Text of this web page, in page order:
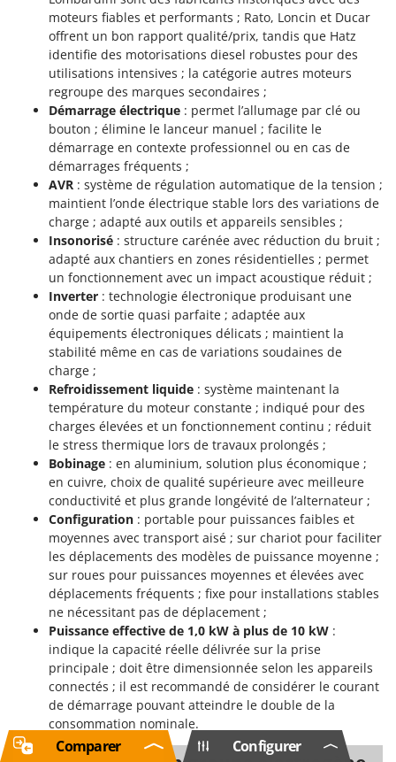
moteurs fiables et performants ; Rato, Loncin et Ducar
offrent un bon rapport qualité/prix, tandis que Hatz
identifie des motorisations diesel robustes pour des
utilisations intensives ; la catégorie autres moteurs
regroupe des marques secondaires ;
Démarrage électrique : permet l’allumage par clé ou
bouton ; élimine le lanceur manuel ; facilite le
démarrage en contexte professionnel ou en cas de
démarrages fréquents ;
AVR : système de régulation automatique de la tension ;
maintient l’onde électrique stable lors des variations de
charge ; adapté aux outils et appareils sensibles ;
Insonorisé : structure carénée avec réduction du bruit ;
adapté aux chantiers en zones résidentielles ; permet
un fonctionnement avec un impact acoustique réduit ;
Inverter : technologie électronique produisant une
onde de sortie quasi parfaite ; adaptée aux
équipements électroniques délicats ; maintient la
stabilité même en cas de variations soudaines de
charge ;
Refroidissement liquide : système maintenant la
température du moteur constante ; indiqué pour des
charges élevées et un fonctionnement continu ; réduit
le stress thermique lors de travaux prolongés ;
Bobinage : en aluminium, solution plus économique ;
en cuivre, choix de qualité supérieure avec meilleure
conductivité et plus grande longévité de l’alternateur ;
Configuration : portable pour puissances faibles et
moyennes avec transport aisé ; sur chariot pour faciliter
les déplacements des modèles de puissance moyenne ;
sur roues pour puissances moyennes et élevées avec
déplacements fréquents ; fixe pour installations stables
ne nécessitant pas de déplacement ;
Puissance effective de 1,0 kW à plus de 10 kW :
indique la capacité réelle délivrée sur la prise
principale ; doit être dimensionnée selon les appareils
connectés ; il est recommandé de considérer le courant
de démarrage pouvant atteindre le double de la
consommation nominale.
Configurer
Comparer